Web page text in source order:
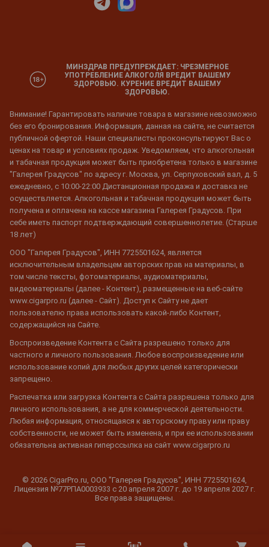
МИНЗДРАВ ПРЕДУПРЕЖДАЕТ: ЧРЕЗМЕРНОЕ
УПОТРЕБЛЕНИЕ АЛКОГОЛЯ ВРЕДИТ ВАШЕМУ
ЗДОРОВЬЮ. КУРЕНИЕ ВРЕДИТ ВАШЕМУ
ЗДОРОВЬЮ.
Внимание! Гарантировать наличие товара в магазине невозможно
без его бронирования. Информация, данная на сайте, не считается
публичной офертой. Наши специалисты проконсультируют Вас о
ценах на товар и условиях продаж. Уведомляем, что алкогольная
и табачная продукция может быть приобретена только в магазине
"Галерея Градусов" по адресу г. Москва, ул. Серпуховский вал, д. 5
ежедневно, с 10:00-22:00 Дистанционная продажа и доставка не
осуществляется. Алкогольная и табачная продукция может быть
получена и оплачена на кассе магазина Галерея Градусов. При
себе иметь паспорт подтверждающий совершеннолетие. (Старше
18 лет)
ООО "Галерея Градусов", ИНН 7725501624, является
исключительным владельцем авторских прав на материалы, в
том числе тексты, фотоматериалы, аудиоматериалы,
видеоматериалы (далее - Контент), размещенные на веб-сайте
www.cigarpro.ru (далее - Сайт). Доступ к Сайту не дает
пользователю права использовать какой-либо Контент,
содержащийся на Сайте.
Воспроизведение Контента с Сайта разрешено только для
частного и личного пользования. Любое воспроизведение или
использование копий для любых других целей категорически
запрещено.
Распечатка или загрузка Контента с Сайта разрешена только для
личного использования, а не для коммерческой деятельности.
Любая информация, относящаяся к авторскому праву или праву
собственности, не может быть изменена, и при ее использовании
обязательна активная гиперссылка на сайт www.cigarpro.ru
© 2026 CigarPro.ru, ООО "Галерея Градусов", ИНН 7725501624,
Лицензия №77РПА0003933 c 20 апреля 2007 г. до 19 апреля 2027 г.
Все права защищены.